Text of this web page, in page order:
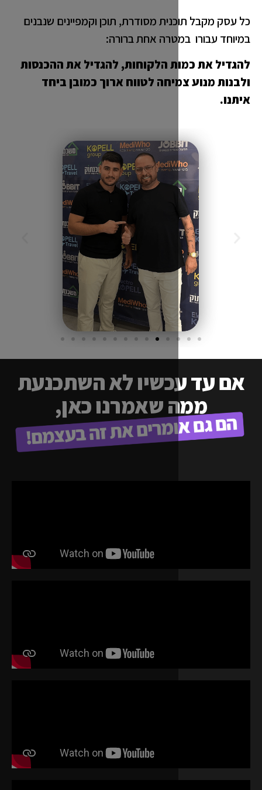
מסודרת, תוכן וקמפיינים שנבנים
אחת ברורה:
הלקוחות, להגדיל את ההכנסות
לטווח ארוך כמובן ביחד
לא השתכנעת
שאמרנו כאן,